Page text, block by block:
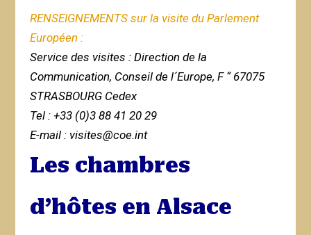
RENSEIGNEMENTS sur la visite du Parlement
Européen :
Service des visites : Direction de la
Communication, Conseil de l´Europe, F “ 67075
STRASBOURG Cedex
Tel : +33 (0)3 88 41 20 29
E-mail : visites@coe.int
Les chambres
d’hôtes en Alsace